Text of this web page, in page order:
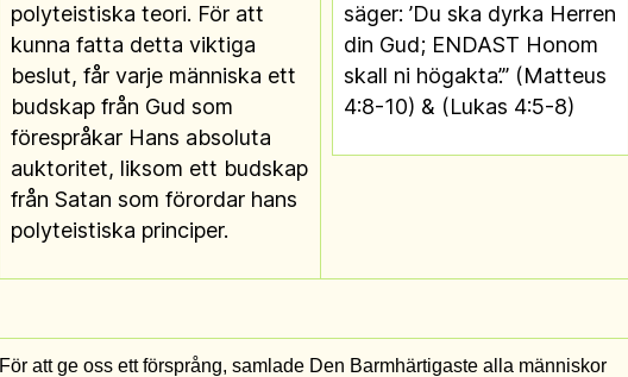
polyteistiska teori. För att
kunna fatta detta viktiga
beslut, får varje människa ett
budskap från Gud som
förespråkar Hans absoluta
auktoritet, liksom ett budskap
från Satan som förordar hans
polyteistiska principer.
säger: ’Du ska dyrka Herren
din Gud; ENDAST Honom
skall ni högakta’.” (Matteus
4:8-10) & (Lukas 4:5-8)
För att ge oss ett försprång, samlade Den Barmhärtigaste alla människor